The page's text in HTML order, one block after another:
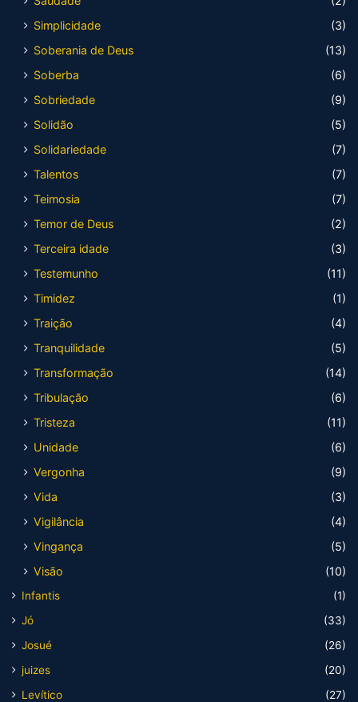
Simplicidade
(3)
Soberania de Deus
(13)
Soberba
(6)
Sobriedade
(9)
Solidão
(5)
Solidariedade
(7)
Talentos
(7)
Teimosia
(7)
Temor de Deus
(2)
Terceira idade
(3)
Testemunho
(11)
Timidez
(1)
Traição
(4)
Tranquilidade
(5)
Transformação
(14)
Tribulação
(6)
Tristeza
(11)
Unidade
(6)
Vergonha
(9)
Vida
(3)
Vigilância
(4)
Vingança
(5)
Visão
(10)
Infantis
(1)
Jó
(33)
Josué
(26)
juizes
(20)
Levítico
(27)